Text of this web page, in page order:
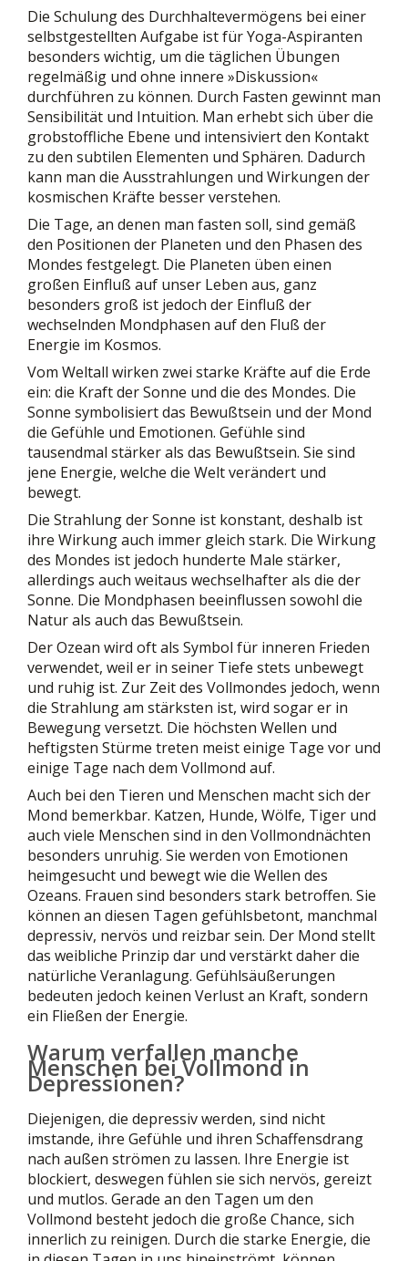
Die Schulung des Durchhaltevermögens bei einer
selbstgestellten Aufgabe ist für Yoga-Aspiranten
besonders wichtig, um die täglichen Übungen
regelmäßig und ohne innere »Diskussion«
durchführen zu können. Durch Fasten gewinnt man
Sensibilität und Intuition. Man erhebt sich über die
grobstoffliche Ebene und intensiviert den Kontakt
zu den subtilen Elementen und Sphären. Dadurch
kann man die Ausstrahlungen und Wirkungen der
kosmischen Kräfte besser verstehen.
Die Tage, an denen man fasten soll, sind gemäß
den Positionen der Planeten und den Phasen des
Mondes festgelegt. Die Planeten üben einen
großen Einfluß auf unser Leben aus, ganz
besonders groß ist jedoch der Einfluß der
wechselnden Mondphasen auf den Fluß der
Energie im Kosmos.
Vom Weltall wirken zwei starke Kräfte auf die Erde
ein: die Kraft der Sonne und die des Mondes. Die
Sonne symbolisiert das Bewußtsein und der Mond
die Gefühle und Emotionen. Gefühle sind
tausendmal stärker als das Bewußtsein. Sie sind
jene Energie, welche die Welt verändert und
bewegt.
Die Strahlung der Sonne ist konstant, deshalb ist
ihre Wirkung auch immer gleich stark. Die Wirkung
des Mondes ist jedoch hunderte Male stärker,
allerdings auch weitaus wechselhafter als die der
Sonne. Die Mondphasen beeinflussen sowohl die
Natur als auch das Bewußtsein.
Der Ozean wird oft als Symbol für inneren Frieden
verwendet, weil er in seiner Tiefe stets unbewegt
und ruhig ist. Zur Zeit des Vollmondes jedoch, wenn
die Strahlung am stärksten ist, wird sogar er in
Bewegung versetzt. Die höchsten Wellen und
heftigsten Stürme treten meist einige Tage vor und
einige Tage nach dem Vollmond auf.
Auch bei den Tieren und Menschen macht sich der
Mond bemerkbar. Katzen, Hunde, Wölfe, Tiger und
auch viele Menschen sind in den Vollmondnächten
besonders unruhig. Sie werden von Emotionen
heimgesucht und bewegt wie die Wellen des
Ozeans. Frauen sind besonders stark betroffen. Sie
können an diesen Tagen gefühlsbetont, manchmal
depressiv, nervös und reizbar sein. Der Mond stellt
das weibliche Prinzip dar und verstärkt daher die
natürliche Veranlagung. Gefühlsäußerungen
bedeuten jedoch keinen Verlust an Kraft, sondern
ein Fließen der Energie.
Warum verfallen manche
Menschen bei Vollmond in
Depressionen?
Diejenigen, die depressiv werden, sind nicht
imstande, ihre Gefühle und ihren Schaffensdrang
nach außen strömen zu lassen. Ihre Energie ist
blockiert, deswegen fühlen sie sich nervös, gereizt
und mutlos. Gerade an den Tagen um den
Vollmond besteht jedoch die große Chance, sich
innerlich zu reinigen. Durch die starke Energie, die